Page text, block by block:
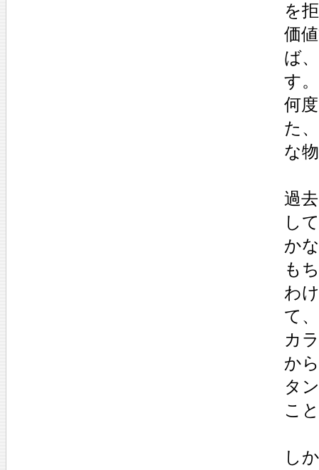
を
価
ば
す。
何
た
な
過
し
か
も
わ
て
カ
か
タ
こ
し